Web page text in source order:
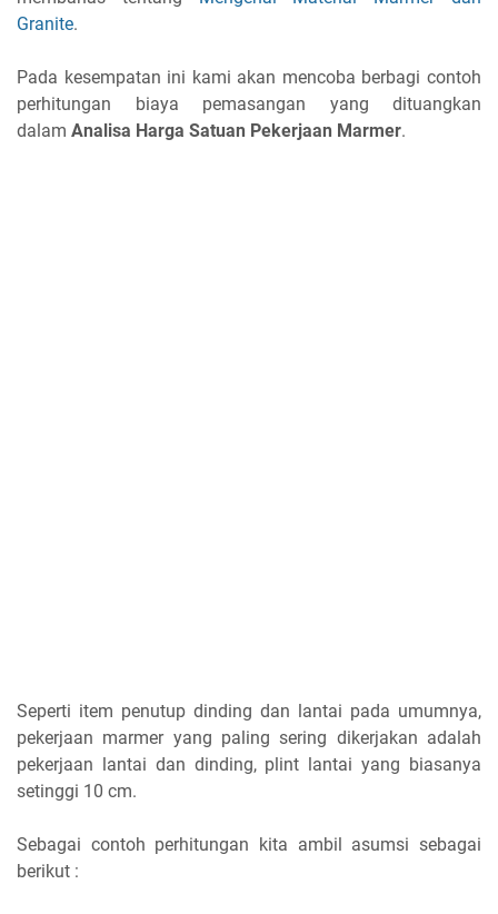
Granite.
Pada kesempatan ini kami akan mencoba berbagi contoh
perhitungan biaya pemasangan yang dituangkan
dalam Analisa Harga Satuan Pekerjaan Marmer.
Seperti item penutup dinding dan lantai pada umumnya,
pekerjaan marmer yang paling sering dikerjakan adalah
pekerjaan lantai dan dinding, plint lantai yang biasanya
setinggi 10 cm.
Sebagai contoh perhitungan kita ambil asumsi sebagai
berikut :